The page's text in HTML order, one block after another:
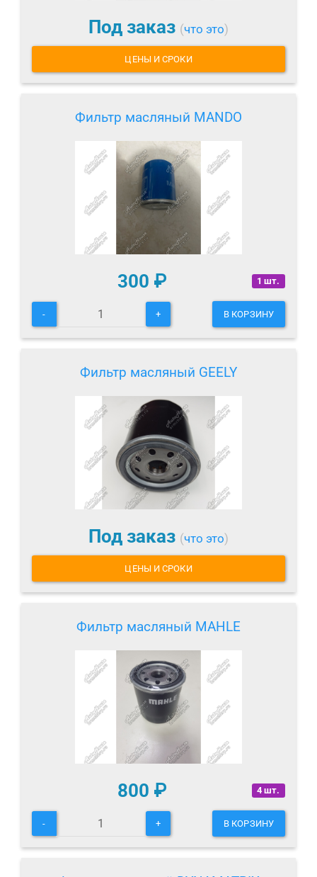
Под заказ (что это)
ЦЕНЫ И СРОКИ
Фильтр масляный MANDO
1 шт.
300 ₽
- + В КОРЗИНУ
Фильтр масляный GEELY
Под заказ (что это)
ЦЕНЫ И СРОКИ
Фильтр масляный MAHLE
4 шт.
800 ₽
- + В КОРЗИНУ